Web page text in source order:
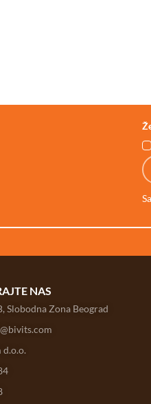
NAS
Slobodna Zona Beograd
d.o.o.